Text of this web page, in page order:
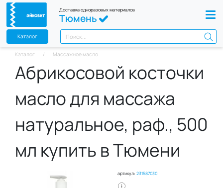
Доставка одноразовых материалов
Тюмень
Каталог
Каталог Массажное масло
Абрикосовой косточки
масло для массажа
натуральное, раф., 500
мл купить в Тюмени
артикул: 231587030